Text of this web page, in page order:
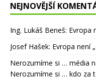
NEJNOVĚJŠÍ
Ing. Lukáš Beneš: Evropa
Josef Hašek: Evropa není
Nerozumíme si … média
Nerozumíme si … kdo za